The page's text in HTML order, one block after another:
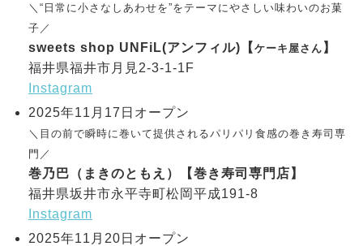
＼“日常に小さなしあわせを”をテーマにやさしい味わいのお菓
子／
sweets shop UNFiL(アンフィル)【 ケーキ屋さん 】
福井県福井市月見2-3-1-1F
Instagram
2025年11月17日オープン
＼目の前で瞬時に巻いて提供されるパリパリ食感の巻き寿司専
門／
巻乃巴（まきのともえ）【巻き寿司専門店】
福井県坂井市永平寺町松岡平成191-8
Instagram
2025年11月20日オープン